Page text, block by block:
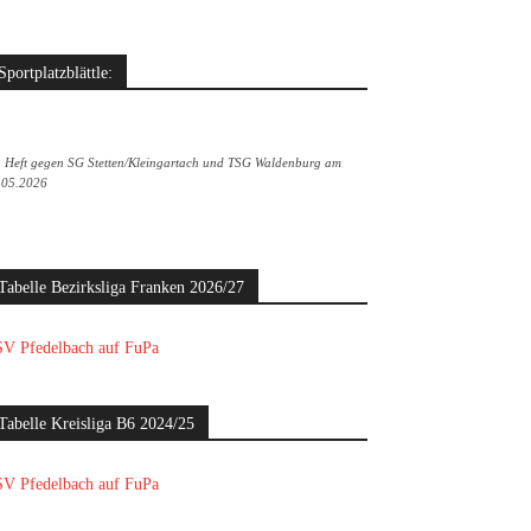
Sportplatzblättle:
Heft gegen SG Stetten/Kleingartach und TSG Waldenburg am
Bezirksliga Franken 2026/27
Pfedelbach auf FuPa
Kreisliga B6 2024/25
Pfedelbach auf FuPa